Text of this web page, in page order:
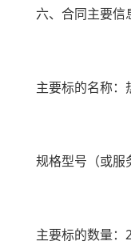
六、合同主要信
主要标的名称：
规格型号（或服
主要标的数量：